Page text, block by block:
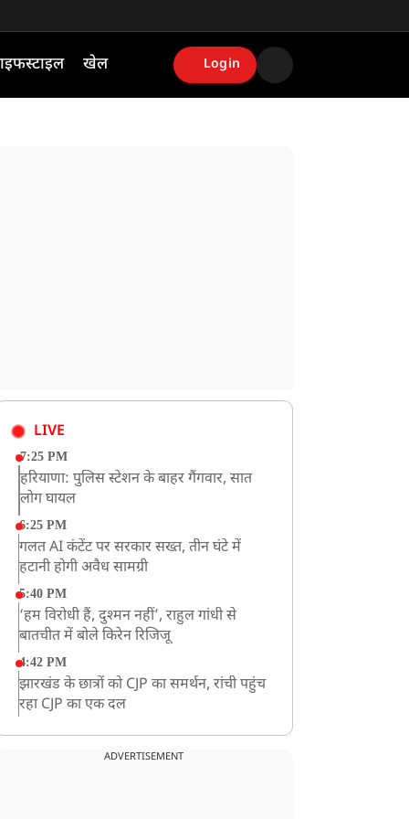
खेल Login
LIVE
7:25 PM
हरियाणा: पुलिस स्टेशन के बाहर गैंगवार, सात
लोग घायल
6:25 PM
गलत AI कंटेंट पर सरकार सख्त, तीन घंटे में
हटानी होगी अवैध सामग्री
5:40 PM
‘हम विरोधी हैं, दुश्मन नहीं’, राहुल गांधी से
बातचीत में बोले किरेन रिजिजू
4:42 PM
झारखंड के छात्रों को CJP का समर्थन, रांची पहुंच
रहा CJP का एक दल
बॉम्बे हाईकोर्ट ने यौन उत्पीड़न मामले में तहलका
ADVERTISEMENT